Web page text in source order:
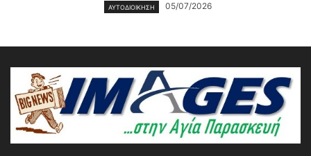
ΑΥΤΟΔΙΟΙΚΗΣΗ 05/07/2026